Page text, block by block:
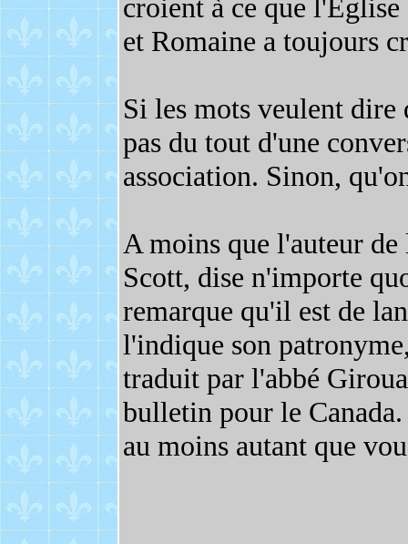
croient à ce que
et Romaine a toujours
Si les mots veulent dire
pas du tout d'une
association. Sinon,
A moins que l'auteur
Scott, dise n'importe
remarque qu'il est de
l'indique son
traduit par l'abbé
bulletin pour le
au moins autant que